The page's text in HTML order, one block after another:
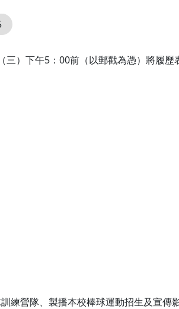
）下午5：00前（以郵戳為憑）將履
營隊、製播本校棒球運動招生及宣傳